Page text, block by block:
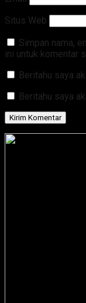
Situs Web
Simpan nama,
ini untuk komentar
Beritahu saya
Beritahu saya